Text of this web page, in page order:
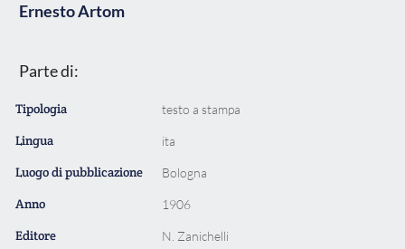
Ernesto Artom
Parte di:
Tipologia testo a stampa
Lingua ita
Luogo di pubblicazione Bologna
Anno 1906
Editore N. Zanichelli